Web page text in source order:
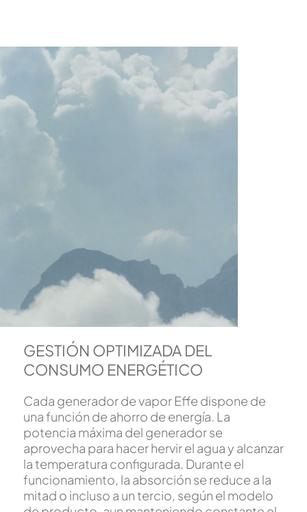
GESTIÓN OPTIMIZADA DEL
CONSUMO ENERGÉTICO
Cada generador de vapor Effe dispone de
una función de ahorro de energía. La
potencia máxima del generador se
aprovecha para hacer hervir el agua y alcanzar
la temperatura configurada. Durante el
funcionamiento, la absorción se reduce a la
mitad o incluso a un tercio, según el modelo